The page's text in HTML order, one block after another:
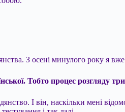
З осені минулого року я
Тобто процес розгляду
І він, наскільки мені